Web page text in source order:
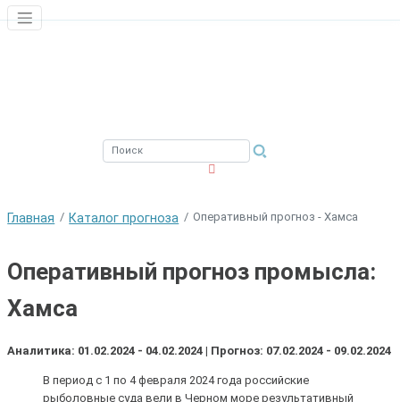
Главная Каталог прогноза Оперативный прогноз - Хамса
Оперативный прогноз промысла:
Хамса
Аналитика: 01.02.2024 - 04.02.2024 | Прогноз: 07.02.2024 - 09.02.2024
В период с 1 по 4 февраля 2024 года российские
рыболовные суда вели в Черном море результативный